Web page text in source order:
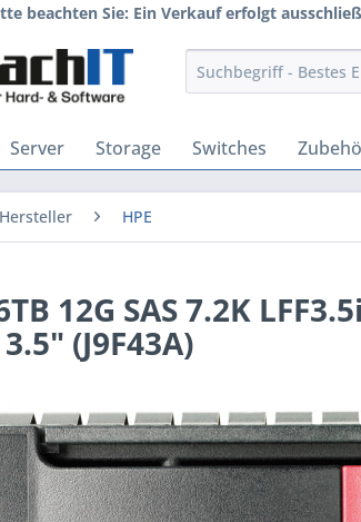
beachten Sie: Ein Verkauf erfolgt
Server Storage Switches
Hersteller HPE
12G SAS 7.2K
(J9F43A)